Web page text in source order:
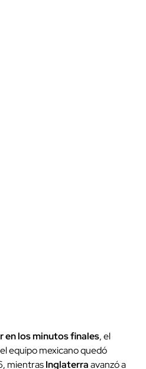
en los minutos finales, el
equipo mexicano quedó
mientrasInglaterraavanzó a